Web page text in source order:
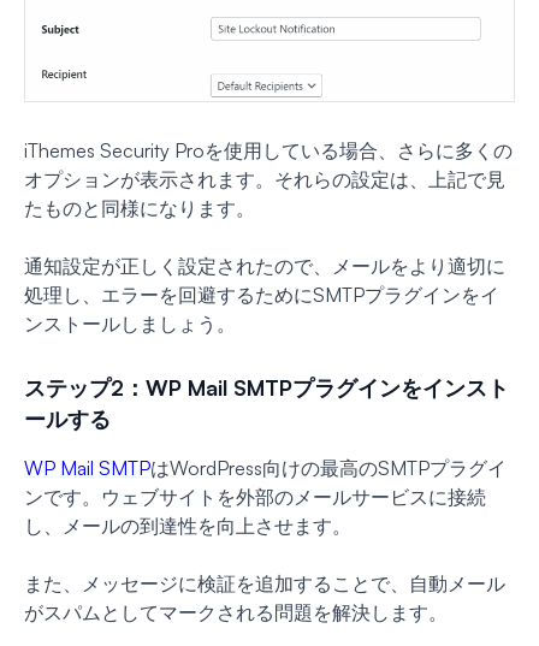
iThemes Security Proを使用している場合、さらに多くの
オプションが表示されます。それらの設定は、上記で見
たものと同様になります。
通知設定が正しく設定されたので、メールをより適切に
処理し、エラーを回避するためにSMTPプラグインをイ
ンストールしましょう。
ステップ2：WP Mail SMTPプラグインをインスト
ールする
WP Mail SMTPはWordPress向けの最高のSMTPプラグイ
ンです。ウェブサイトを外部のメールサービスに接続
し、メールの到達性を向上させます。
また、メッセージに検証を追加することで、自動メール
がスパムとしてマークされる問題を解決します。